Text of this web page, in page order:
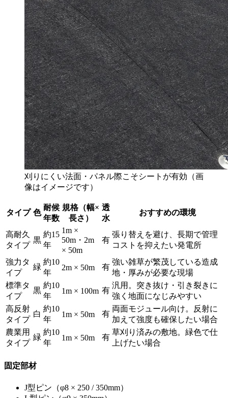
刈りにくい法面・パネル際こそシートが有効（画
像はイメージです）
タイプ 色
耐候
年数
規格（幅×
長さ）
透
水
おすすめの環境
高耐久
タイプ
黒
約15
年
1m ×
50m・2m
× 50m
有
張り替えを避け、長期で管理
コストを抑えたい発電所
強力タ
イプ
緑
約10
年
2m × 50m 有
強い雑草が繁茂している造成
地・厚みが必要な現場
標準タ
イプ
黒
約10
年
1m × 100m 有
汎用。突き抜け・引き裂きに
強く地面になじみやすい
高反射
タイプ
白
約10
年
1m × 50m 有
両面モジュール向け。反射に
加えて強度も確保したい場合
農業用
タイプ
緑
約10
年
1m × 50m 有
草刈り済みの敷地。緑色で仕
上げたい場合
固定部材
J型ピン（φ8 × 250 / 350mm）